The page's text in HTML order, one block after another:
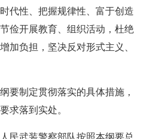
代性、把握规律性、富于创造
俭开展教育、组织活动，杜绝
加负担，坚决反对形式主义、
要制定贯彻落实的具体措施，
求落到实处。
民武装警察部队按照本纲要总